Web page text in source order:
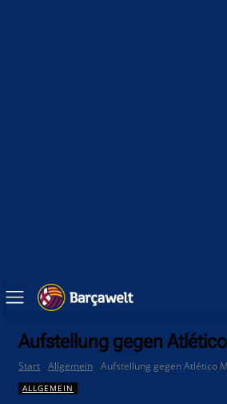
Aufstellung gegen
Start Allgemein Aufstellung gegen Atlético
ALLGEMEIN